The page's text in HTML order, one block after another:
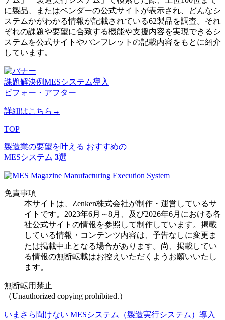
に製品、またはベンダーの公式サイトが表示され、どんなシ
ステムかがわかる情報が記載されている62製品を調査。それ
ぞれの課題や要望に合致する機能や支援内容を実現できるシ
ステムを公式サイトやパンフレットの記載内容をもとに紹介
しています。
課題解決例MESシステム導入
ビフォー・アフター
詳細はこちら→
TOP
製造業の要望を叶える おすすめの
MESシステム 3選
免責事項
本サイトは、Zenken株式会社が制作・運営しているサ
イトです。2023年6月～8月、及び2026年6月における各
社公式サイトの情報を参照して制作しています。掲載
している情報・コンテンツ内容は、予告なしに変更ま
たは掲載中止となる場合があります。尚、掲載してい
る情報の無断転載はお控えいただくようお願いいたし
ます。
無断転用禁止
（Unauthorized copying prohibited.）
いまさら聞けない MESシステム（製造実行システム）導入